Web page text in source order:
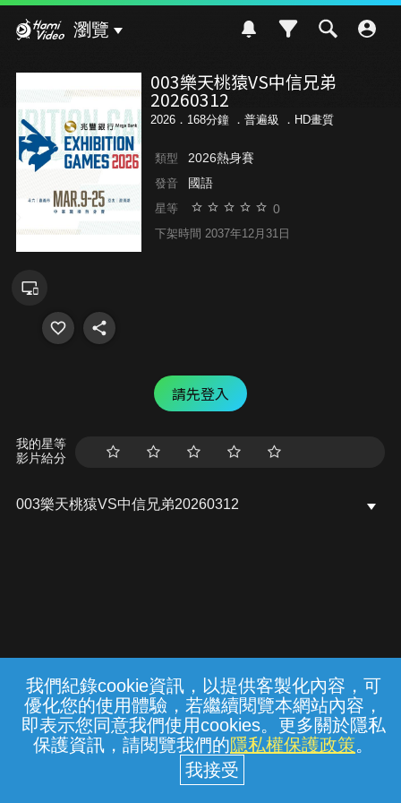
我們紀錄cookie資訊，以提供客製化內容，可
優化您的使用體驗，若繼續閱覽本網站內容，
即表示您同意我們使用cookies。更多關於隱私
保護資訊，請閱覽我們的隱私權保護政策。
瀏覽
003樂天桃猿VS中信兄弟
20260312
2026．168分鐘 ． 普遍級 ．HD畫質
類型 2026熱身賽
發音 國語
星等 0
下架時間 2037年12月31日
請先登入
我的星等
影片給分
003樂天桃猿VS中信兄弟20260312
常見問題 線上客服 服務條款 隱私權保護
中華電信股份有限公司個人家庭分公司
(統一編號：96979949) © 2026
{{notifyMsg}}